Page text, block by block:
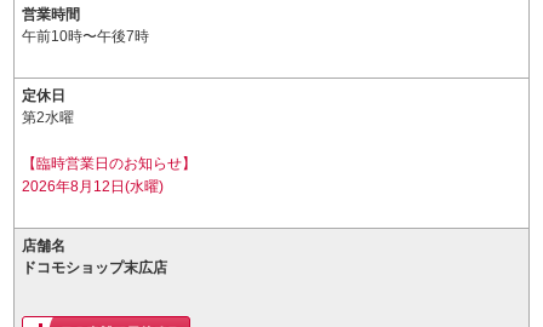
営業時間
午前10時〜午後7時
定休日
第2水曜
【臨時営業日のお知らせ】
2026年8月12日(水曜)
店舗名
ドコモショップ末広店